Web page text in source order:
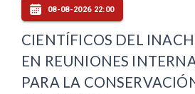
08-08-2026 22:00
CIENTÍFICOS DEL
EN REUNIONES
PARA LA